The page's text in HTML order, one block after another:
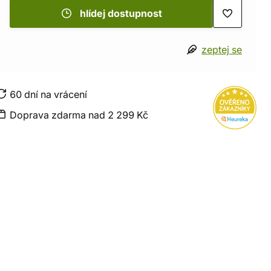
hlídej dostupnost
zeptej se
60 dní na vrácení
Doprava zdarma nad 2 299 Kč